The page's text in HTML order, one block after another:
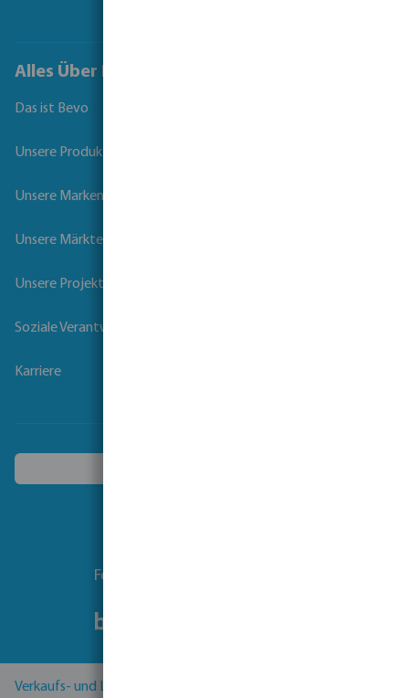
Alles Über Bevo
Das ist Bevo
Unsere Produkte
Unsere Marken
Unsere Märkte
Unsere Projekte
Soziale Verantwortung der Unternehmen
Karriere
Folgen Sie uns
Verkaufs- und Lieferbedingungen